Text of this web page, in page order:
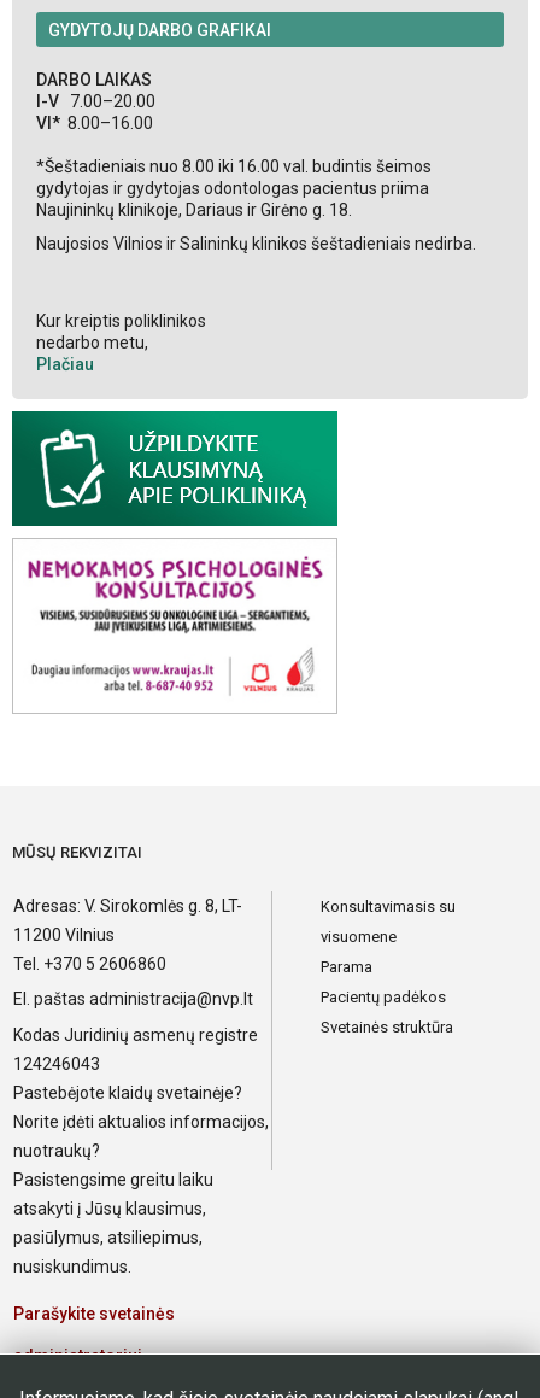
GYDYTOJŲ DARBO GRAFIKAI
DARBO LAIKAS
I-V 7.00–20.00
VI* 8.00–16.00
*Šeštadieniais nuo 8.00 iki 16.00 val. budintis šeimos
gydytojas ir gydytojas odontologas pacientus priima
Naujininkų klinikoje, Dariaus ir Girėno g. 18.
Naujosios Vilnios ir Salininkų klinikos šeštadieniais nedirba.
Kur kreiptis poliklinikos
nedarbo metu,
Plačiau
MŪSŲ REKVIZITAI
Adresas: V. Sirokomlės g. 8, LT-
11200 Vilnius
Tel. +370 5 2606860
El. paštas administracija@nvp.lt
Kodas Juridinių asmenų registre
124246043
Pastebėjote klaidų svetainėje?
Norite įdėti aktualios informacijos,
nuotraukų?
Pasistengsime greitu laiku
atsakyti į Jūsų klausimus,
pasiūlymus, atsiliepimus,
nusiskundimus.
Parašykite svetainės
administratoriui
Konsultavimasis su
visuomene
Parama
Pacientų padėkos
Svetainės struktūra